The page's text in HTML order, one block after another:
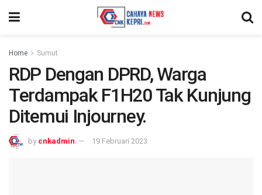
Home Sumut
RDP Dengan DPRD, Warga
Terdampak F1H20 Tak Kunjung
Ditemui Injourney.
by cnkadmin 19 Februari 2023